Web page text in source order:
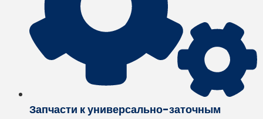
Запчасти к универсально-заточным